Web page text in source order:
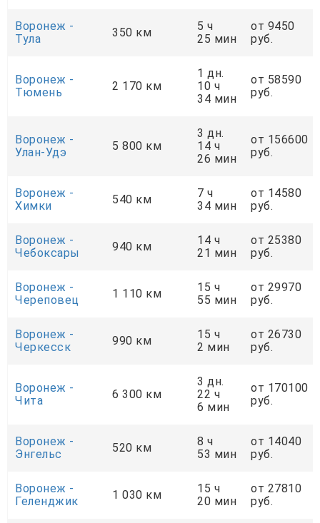
Воронеж -
Тула
350 км
5 ч
25 мин
от 9450
руб.
Воронеж -
Тюмень
2 170 км
1 дн.
10 ч
34 мин
от 58590
руб.
Воронеж -
Улан-Удэ
5 800 км
3 дн.
14 ч
26 мин
от 156600
руб.
Воронеж -
Химки
540 км
7 ч
34 мин
от 14580
руб.
Воронеж -
Чебоксары
940 км
14 ч
21 мин
от 25380
руб.
Воронеж -
Череповец
1 110 км
15 ч
55 мин
от 29970
руб.
Воронеж -
Черкесск
990 км
15 ч
2 мин
от 26730
руб.
Воронеж -
Чита
6 300 км
3 дн.
22 ч
6 мин
от 170100
руб.
Воронеж -
Энгельс
520 км
8 ч
53 мин
от 14040
руб.
Воронеж -
Геленджик
1 030 км
15 ч
20 мин
от 27810
руб.